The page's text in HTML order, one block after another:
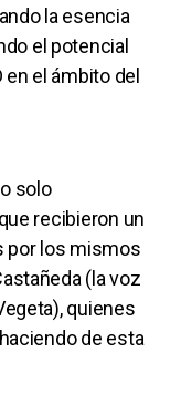
la esencia
el potencial
el ámbito del
solo
recibieron un
por los mismos
(la voz
quienes
de esta